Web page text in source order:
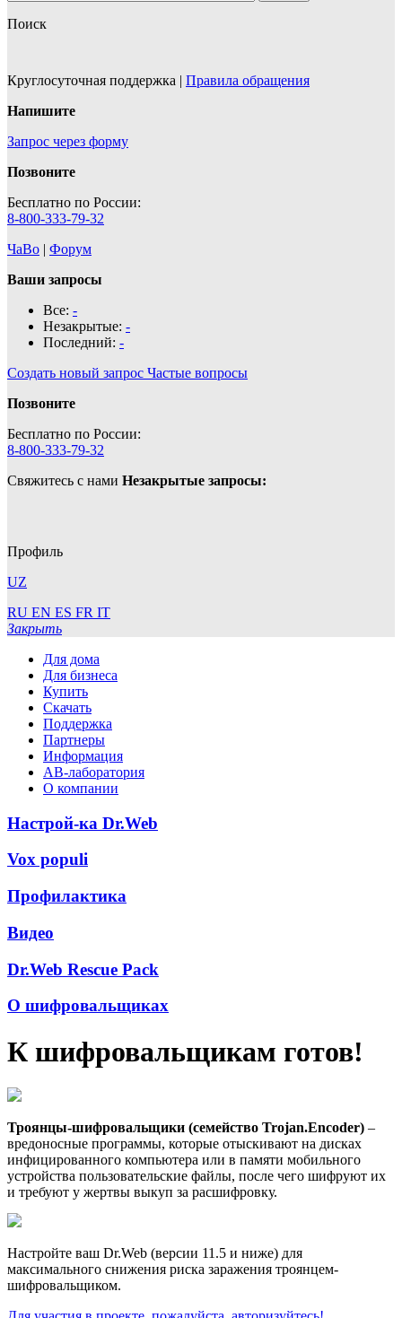
Поиск
Круглосуточная поддержка | Правила обращения
Напишите
Запрос через форму
Позвоните
Бесплатно по России:
8-800-333-79-32
ЧаВо | Форум
Ваши запросы
Все: -
Незакрытые: -
Последний: -
Создать новый запрос Частые вопросы
Позвоните
Бесплатно по России:
8-800-333-79-32
Свяжитесь с нами Незакрытые запросы:
Профиль
UZ
RU EN ES FR IT
Закрыть
Для дома
Для бизнеса
Купить
Скачать
Поддержка
Партнеры
Информация
АВ-лаборатория
О компании
Настрой-ка Dr.Web
Vox populi
Профилактика
Видео
Dr.Web Rescue Pack
О шифровальщиках
К шифровальщикам готов!
Троянцы-шифровальщики (семейство Trojan.Encoder) –
вредоносные программы, которые отыскивают на дисках
инфицированного компьютера или в памяти мобильного
устройства пользовательские файлы, после чего шифруют их
и требуют у жертвы выкуп за расшифровку.
Настройте ваш Dr.Web (версии 11.5 и ниже) для
максимального снижения риска заражения троянцем-
шифровальщиком.